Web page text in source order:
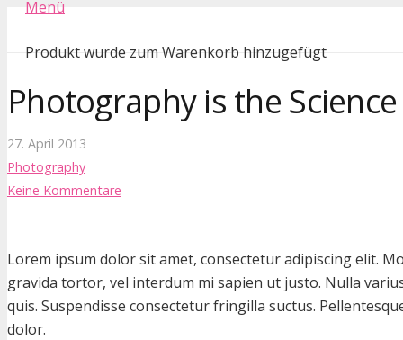
Menü
Produktwurde zum Warenkorb hinzugefügt
Photography is the Science
27. April 2013
Photography
Keine Kommentare
Lorem ipsum dolor sit amet, consectetur adipiscing elit.
gravida tortor, vel interdum mi sapien ut justo. Nulla
quis. Suspendisse consectetur fringilla suctus.
dolor.